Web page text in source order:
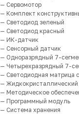
— Сервомотор
— Комплект
— Светодиод зеленый
— Светодиод красный
— ИК-датчик
— Сенсорный датчик
— Одноразрядный 7-
— Четырехразрядный 7-
— Светодиодная матрица
—
— Методическое
— Программный модуль
— Система хранения